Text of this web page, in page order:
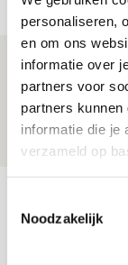
personaliseren,
en om ons
informatie over
partners voor
partners
informatie die je
verzameld op
Noodzakelijk
NIEUWS
Spelen bij
maakt
08 AUGUSTUS 2026 - 10:04
AGENDA